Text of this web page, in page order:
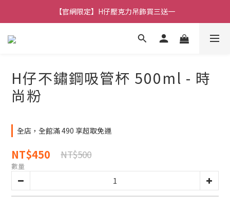
🚚 全館消費滿 $490 超取免運
🚚 全館消費滿 $490 超取免運
加入會員輸入【NEW26】享首購 50 元折扣
🚚 全館消費滿 $490 超取免運
H仔不鏽鋼吸管杯 500ml - 時
尚粉
全店，全館滿 490 享超取免運
NT$450 NT$500
數量